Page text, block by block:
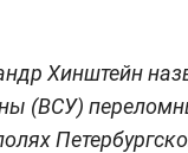
Хинштейн
(ВСУ)